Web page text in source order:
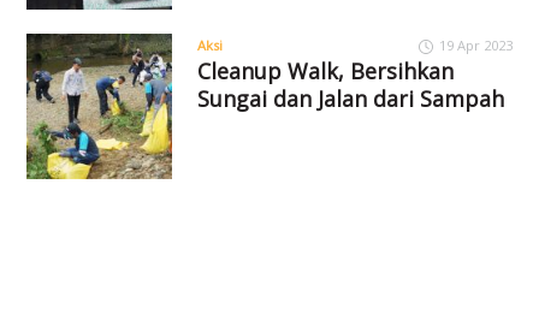
Aksi 19 Apr 2023
Cleanup Walk, Bersihkan
Sungai dan Jalan dari Sampah